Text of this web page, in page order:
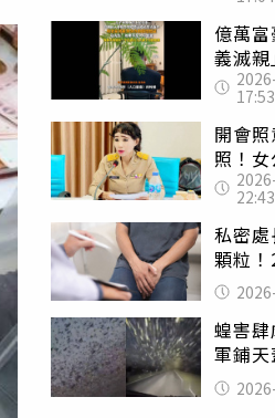
億萬
義滅
怕曝
身份
17:53
開會
照！
掀2千
怒嗆
22:43
私密
顆粒
求診
別再
蝗害
軍鋪
如末
經十災